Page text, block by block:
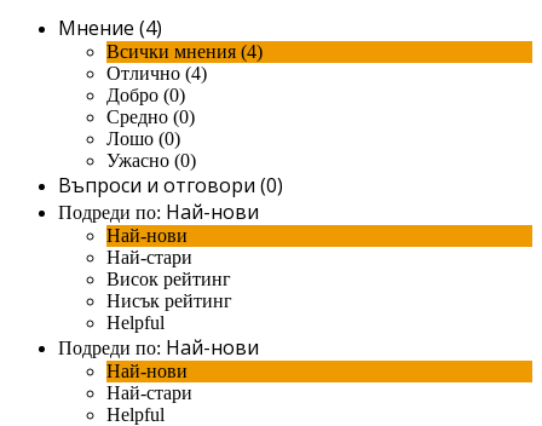
Мнение (4)
Всички мнения (4)
Отлично (4)
Добро (0)
Средно (0)
Лошо (0)
Ужасно (0)
Въпроси и отговори (0)
Подреди по: Най-нови
Най-нови
Най-стари
Висок рейтинг
Нисък рейтинг
Helpful
Подреди по: Най-нови
Най-нови
Най-стари
Helpful